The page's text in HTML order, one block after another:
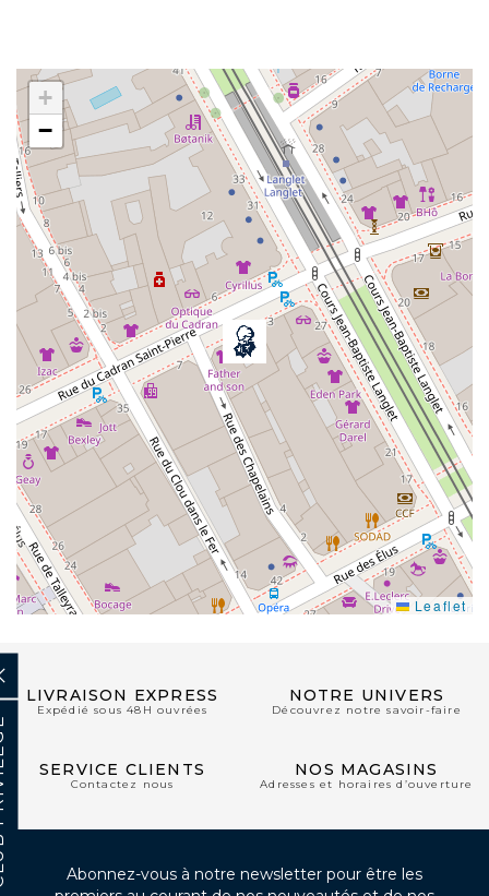
+
−
Leaflet
LIVRAISON EXPRESS
Expédié sous 48H ouvrées
NOTRE UNIVERS
Découvrez notre savoir-faire
SERVICE CLIENTS
Contactez nous
NOS MAGASINS
Adresses et horaires d’ouverture
Abonnez-vous à notre newsletter pour être les